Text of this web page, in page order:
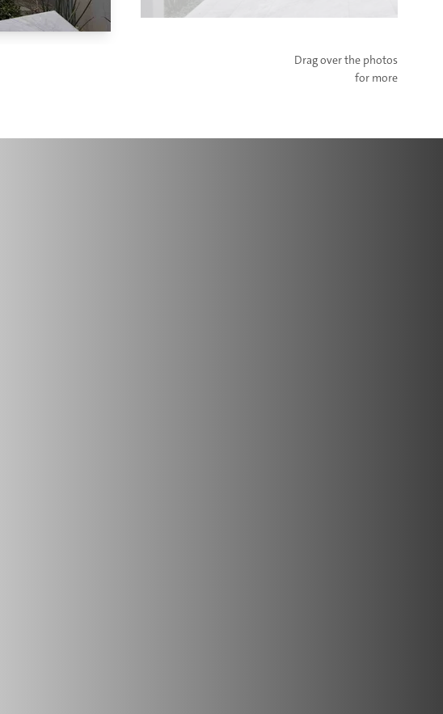
Drag over the photos
for more